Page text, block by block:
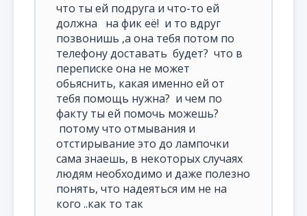
что ты ей подруга и что-то ей
должна на фик её! и то вдруг
позвонишь ,а она тебя потом по
телефону доставать будет? что в
переписке она не может
обьяснить, какая именно ей от
тебя помощь нужна? и чем по
факту ты ей помочь можешь?
потому что отмывания и
отстирывание это до лампочки
сама знаешь, в некоторых случаях
людям необходимо и даже полезно
понять, что надеяться им не на
кого ..как то так